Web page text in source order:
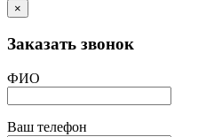
×
Заказать звонок
ФИО
Ваш телефон